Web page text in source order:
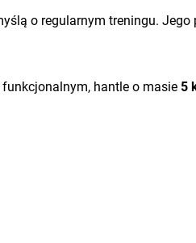
o regularnym treningu.
hantle o masie 5